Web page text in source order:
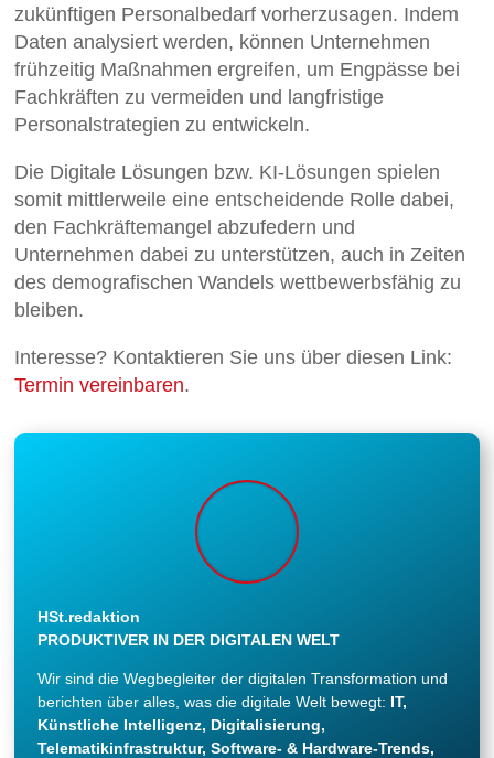
zukünftigen Personalbedarf vorherzusagen. Indem
Daten analysiert werden, können Unternehmen
frühzeitig Maßnahmen ergreifen, um Engpässe bei
Fachkräften zu vermeiden und langfristige
Personalstrategien zu entwickeln.
Die Digitale Lösungen bzw. KI-Lösungen spielen
somit mittlerweile eine entscheidende Rolle dabei,
den Fachkräftemangel abzufedern und
Unternehmen dabei zu unterstützen, auch in Zeiten
des demografischen Wandels wettbewerbsfähig zu
bleiben.
Interesse? Kontaktieren Sie uns über diesen Link:
Termin vereinbaren.
HSt.redaktion
PRODUKTIVER IN DER DIGITALEN WELT
Wir sind die Wegbegleiter der digitalen Transformation und
berichten über alles, was die digitale Welt bewegt: IT,
Künstliche Intelligenz, Digitalisierung,
Telematikinfrastruktur, Software- & Hardware-Trends,